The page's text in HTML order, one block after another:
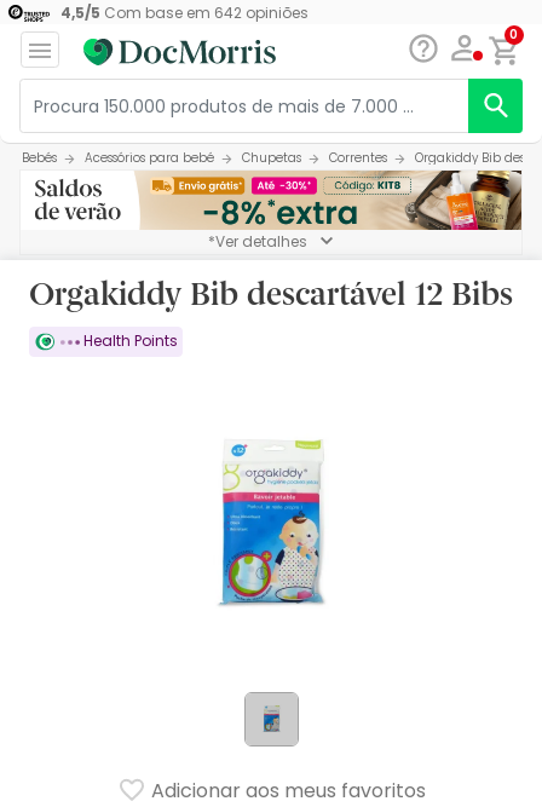
4,5/5 Com base em 642opiniões
0
Bebés Acessórios para bebé Chupetas Correntes Orgakiddy Bib
*Ver detalhes
Orgakiddy Bib descartável 12 Bibs
Health Points
Adicionar aos meus favoritos